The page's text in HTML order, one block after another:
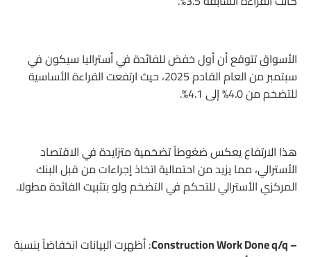
الأسواق تتوقع أن أول خفض للفائدة في أستراليا سيكون في
سبتمبر من العام القادم 2025، حيث ارتفعت القراءة الأساسية
للتضخم من 4.0% إلى 4.1%.
هذا الارتفاع يعكس ضغوطاً تضخمية متزايدة في الاقتصاد
الأسترالي، مما يزيد من احتمالية اتخاذ إجراءات من قبل البنك
المركزي الأسترالي للتحكم في التضخم ولو بتثبيت الفائدة مطولا.
– Construction Work Done q/q
: أظهرت البيانات انخفاضاً بنسبة